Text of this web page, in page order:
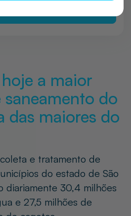
a maior
saneamento do
das maiores do
e tratamento de
do estado de São
diariamente 30,4 milhões
e 27,5 milhões de